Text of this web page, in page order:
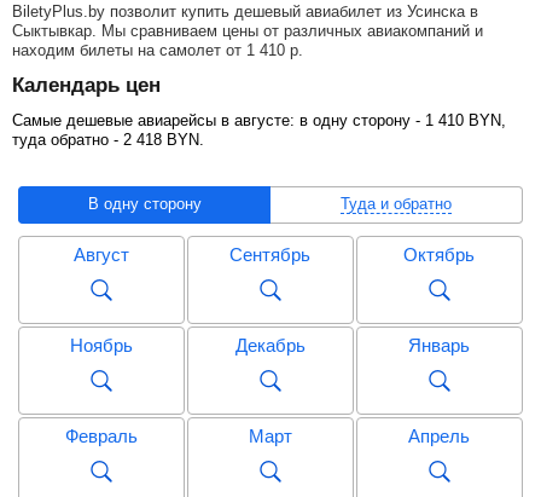
BiletyPlus.by позволит купить дешевый авиабилет из Усинска в
Сыктывкар. Мы сравниваем цены от различных авиакомпаний и
находим билеты на самолет от 1 410 р
Календарь цен
Самые дешевые авиарейсы в августе: в одну сторону - 1 410 BYN
туда обратно - 2 418 BYN
В одну сторону Туда и обратно
Август Сентябрь Октябрь
Ноябрь Декабрь Январь
Февраль Март Апрель